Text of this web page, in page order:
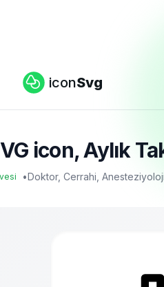
iconSvg
icon, Aylık
•Doktor, Cerrahi,